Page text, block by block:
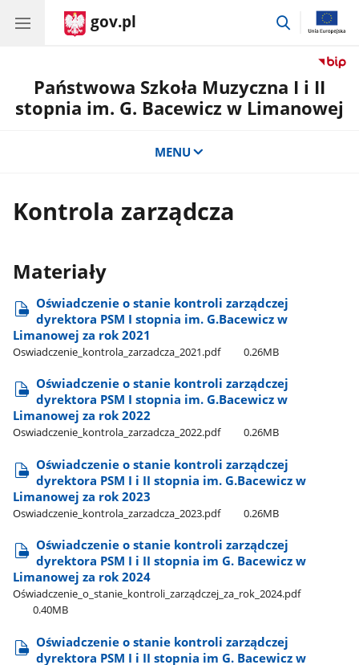
gov.pl
przejdź
Państwowa Szkoła Muzyczna I i II
stopnia im. G. Bacewicz w Limanowej
MENU
Kontrola zarządcza
Materiały
Oświadczenie o stanie kontroli zarządczej
dyrektora PSM I stopnia im. G.Bacewicz w
Limanowej za rok 2021
Oswiadczenie​_kontrola​_zarzadcza​_2021.pdf 0.26MB
Oświadczenie o stanie kontroli zarządczej
dyrektora PSM I stopnia im. G.Bacewicz w
Limanowej za rok 2022
Oswiadczenie​​_kontrola​​_zarzadcza​​_2022.pdf 0.26MB
Oświadczenie o stanie kontroli zarządczej
dyrektora PSM I i II stopnia im. G.Bacewicz w
Limanowej za rok 2023
Oswiadczenie​​​_kontrola​​​_zarzadcza​​​_2023.pdf 0.26MB
Oświadczenie o stanie kontroli zarządczej
dyrektora PSM I i II stopnia im G. Bacewicz w
Limanowej za rok 2024
Oświadczenie​_o​_stanie​_kontroli​_zarządczej​_za​_rok​_2024.pdf
0.40MB
Oświadczenie o stanie kontroli zarządczej
dyrektora PSM I i II stopnia im G. Bacewicz w